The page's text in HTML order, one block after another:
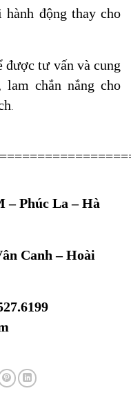
động thay cho
được tư vấn và cung
chắn nắng cho
– Phúc La – Hà
Canh – Hoài